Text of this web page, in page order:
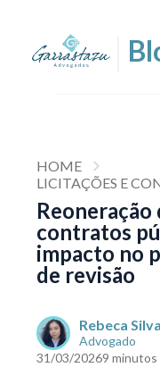
HOME
LICITAÇÕES E
Reoneração
contratos
impacto no
de revisão
Rebeca Silva
Advogado
31/03/20269